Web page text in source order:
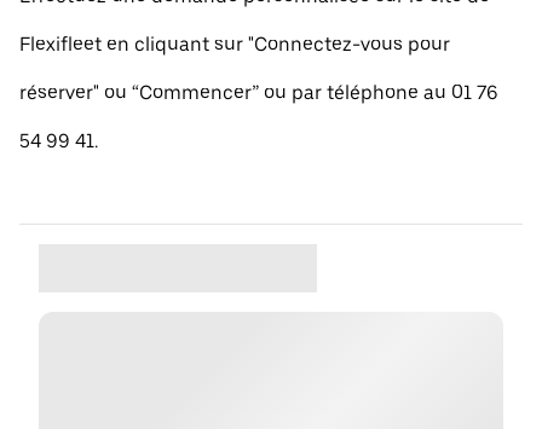
Flexifleet en cliquant sur "Connectez-vous pour
réserver" ou “Commencer” ou par téléphone au 01 76
54 99 41.